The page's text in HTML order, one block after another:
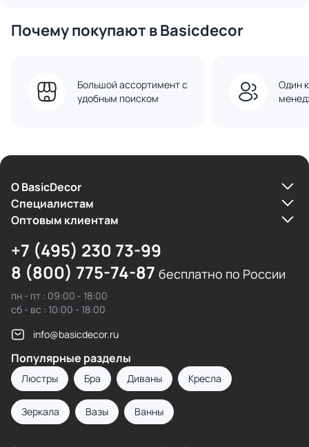
Почему покупают в Basicdecor
Большой ассортимент с
удобным поиском
Один
О BasicDecor
Cпециалистам
Оптовым клиентам
+7 (495) 230 73-99
8 (800) 775-74-87 бесплатно по России
пн - пт : 09:00 - 18:00
сб - вс : 10:00 - 18:00
info@basicdecor.ru
Популярные разделы
Люстры Бра Диваны Кресла
Зеркала Вазы Ванны